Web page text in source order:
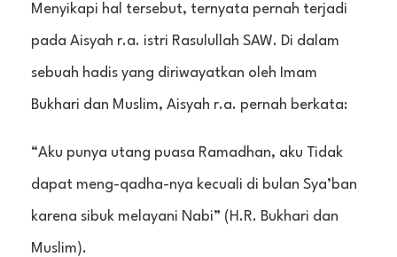
Menyikapi hal tersebut, ternyata pernah terjadi
pada Aisyah r.a. istri Rasulullah SAW. Di dalam
sebuah hadis yang diriwayatkan oleh Imam
Bukhari dan Muslim, Aisyah r.a. pernah berkata:
“Aku punya utang puasa Ramadhan, aku Tidak
dapat meng-qadha-nya kecuali di bulan Sya’ban
karena sibuk melayani Nabi” (H.R. Bukhari dan
Muslim).